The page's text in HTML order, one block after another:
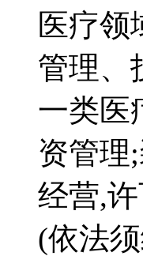
医疗领
管理、
一类医
资管理
经营,
(依法